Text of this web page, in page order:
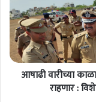
री
च्या
का
ळा
म
आषाढी वारीच्या
राहणार :